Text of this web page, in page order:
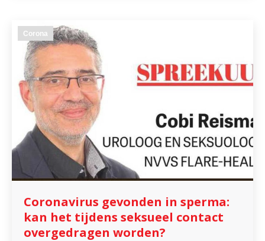
Corona
Coronavirus gevonden in sperma:
kan het tijdens seksueel contact
overgedragen worden?